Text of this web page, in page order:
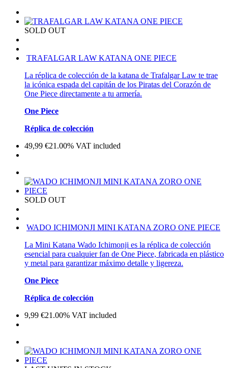
SOLD OUT
TRAFALGAR LAW KATANA ONE PIECE
La réplica de colección de la katana de Trafalgar Law te trae
la icónica espada del capitán de los Piratas del Corazón de
One Piece directamente a tu armería.
One Piece
Réplica de colección
49,99 €21.00% VAT included
SOLD OUT
WADO ICHIMONJI MINI KATANA ZORO ONE PIECE
La Mini Katana Wado Ichimonji es la réplica de colección
esencial para cualquier fan de One Piece, fabricada en plástico
y metal para garantizar máximo detalle y ligereza.
One Piece
Réplica de colección
9,99 €21.00% VAT included